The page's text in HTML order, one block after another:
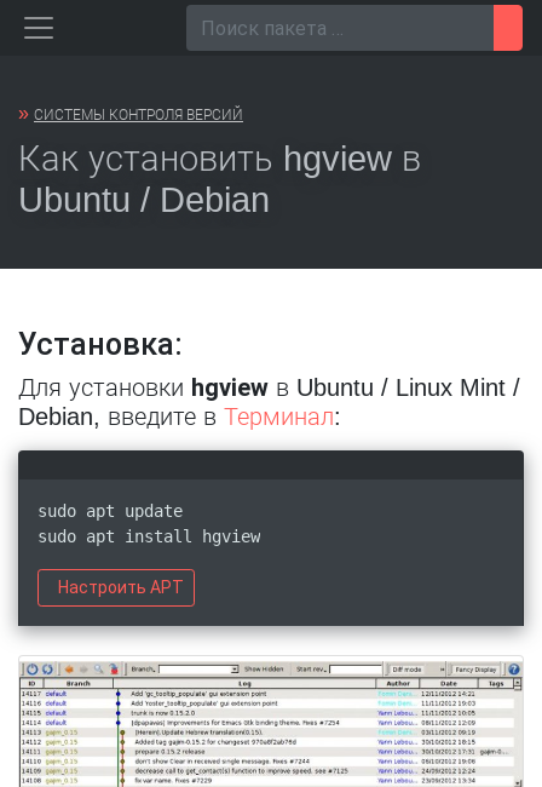
Перейти
» СИСТЕМЫ КОНТРОЛЯ ВЕРСИЙ
Как установить hgview в
Ubuntu / Debian
Установка:
Для установки hgview в Ubuntu / Linux Mint /
Debian, введите в Терминал:
sudo apt update
sudo apt install hgview
Настроить APT